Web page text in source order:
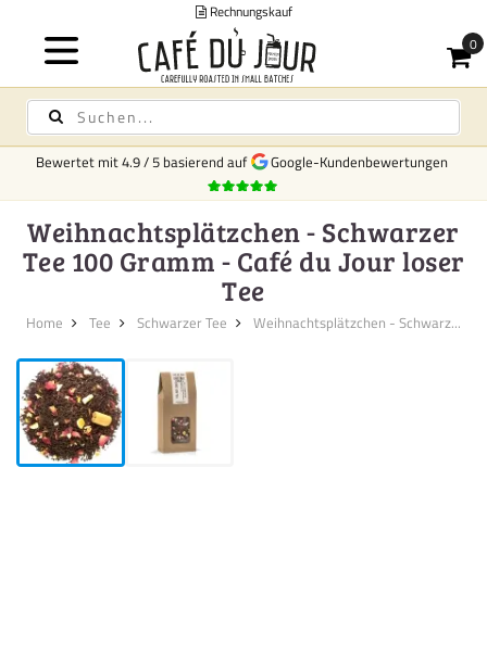
Rechnungskauf
Bewertet mit4.9/5 basierend auf Google-Kundenbewertungen
Weihnachtsplätzchen - Schwarzer
Tee 100 Gramm - Café du Jour loser
Tee
Home Tee Schwarzer Tee Weihnachtsplätzchen - Schwarz...